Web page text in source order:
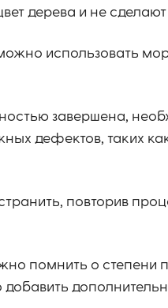
дерева и не
использовать
завершена,
дефектов, таких
повторив
помнить о